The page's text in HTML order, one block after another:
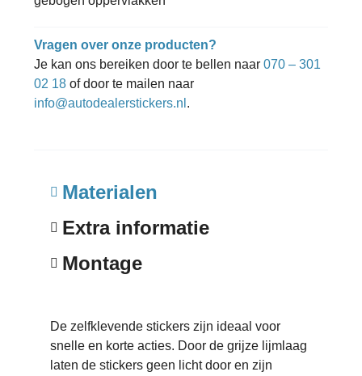
Vragen over onze producten?
Je kan ons bereiken door te bellen naar 070 – 301
02 18 of door te mailen naar
info@autodealerstickers.nl .
Materialen
Extra informatie
Montage
De zelfklevende stickers zijn ideaal voor
snelle en korte acties. Door de grijze lijmlaag
laten de stickers geen licht door en zijn